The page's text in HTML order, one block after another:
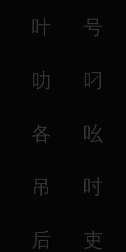
叶 号
叻 叼
各 吆
吊 吋
后 吏